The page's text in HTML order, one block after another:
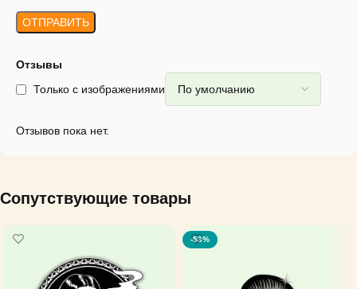
Отзывы
Только с изображениями
Отзывов пока нет.
Сопутствующие товары
-53%